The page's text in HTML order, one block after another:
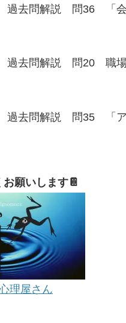
過去問解説 問36 「会
過去問解説 問20 職場
過去問解説 問35 「ア
願いします📔
理屋さん